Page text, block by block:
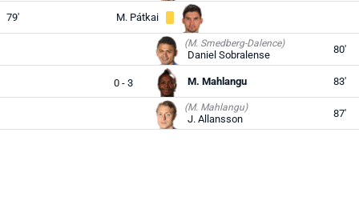
79' M. Pátkai
(M. Smedberg-Dalence)
Daniel Sobralense 80'
0 - 3 M. Mahlangu 83'
(M. Mahlangu)
J. Allansson 87'